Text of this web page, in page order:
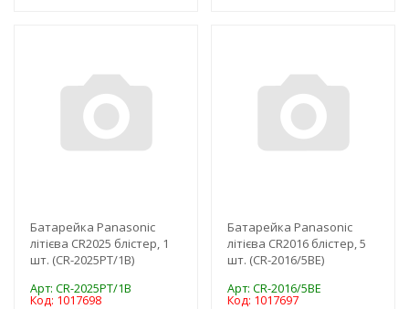
Батарейка Panasonic
літієва CR2025 блістер, 1
шт. (CR-2025PT/1B)
Арт: CR-2025PT/1B
Код: 1017698
Батарейка Panasonic
літієва CR2016 блістер, 5
шт. (CR-2016/5BE)
Арт: CR-2016/5BE
Код: 1017697